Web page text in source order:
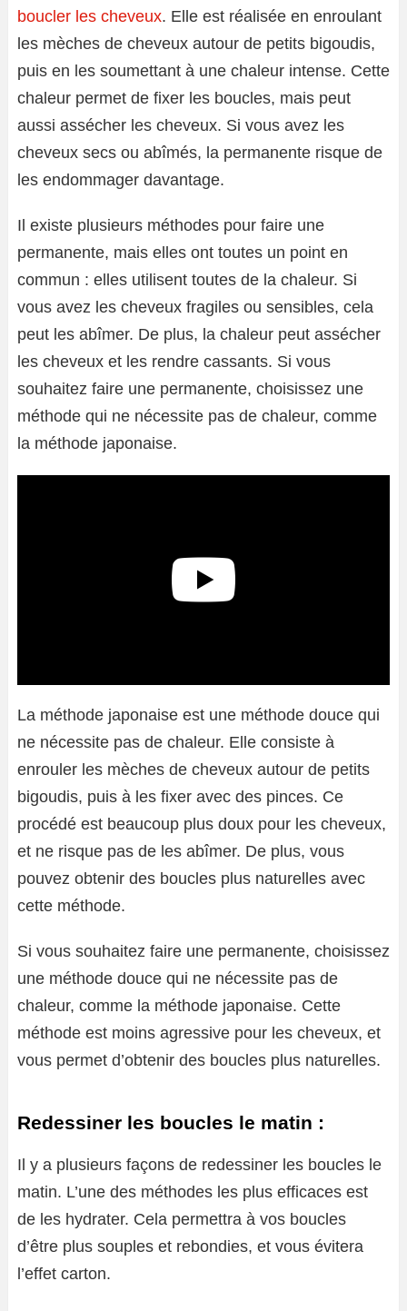
boucler les cheveux. Elle est réalisée en enroulant
les mèches de cheveux autour de petits bigoudis,
puis en les soumettant à une chaleur intense. Cette
chaleur permet de fixer les boucles, mais peut
aussi assécher les cheveux. Si vous avez les
cheveux secs ou abîmés, la permanente risque de
les endommager davantage.
Il existe plusieurs méthodes pour faire une
permanente, mais elles ont toutes un point en
commun : elles utilisent toutes de la chaleur. Si
vous avez les cheveux fragiles ou sensibles, cela
peut les abîmer. De plus, la chaleur peut assécher
les cheveux et les rendre cassants. Si vous
souhaitez faire une permanente, choisissez une
méthode qui ne nécessite pas de chaleur, comme
la méthode japonaise.
La méthode japonaise est une méthode douce qui
ne nécessite pas de chaleur. Elle consiste à
enrouler les mèches de cheveux autour de petits
bigoudis, puis à les fixer avec des pinces. Ce
procédé est beaucoup plus doux pour les cheveux,
et ne risque pas de les abîmer. De plus, vous
pouvez obtenir des boucles plus naturelles avec
cette méthode.
Si vous souhaitez faire une permanente, choisissez
une méthode douce qui ne nécessite pas de
chaleur, comme la méthode japonaise. Cette
méthode est moins agressive pour les cheveux, et
vous permet d’obtenir des boucles plus naturelles.
Redessiner les boucles le matin :
Il y a plusieurs façons de redessiner les boucles le
matin. L’une des méthodes les plus efficaces est
de les hydrater. Cela permettra à vos boucles
d’être plus souples et rebondies, et vous évitera
l’effet carton.